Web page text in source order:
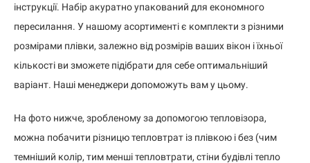
інструкції. Набір акуратно упакований для економного
пересилання. У нашому асортименті є комплекти з різними
розмірами плівки, залежно від розмірів ваших вікон і їхньої
кількості ви зможете підібрати для себе оптимальніший
варіант. Наші менеджери допоможуть вам у цьому.
На фото нижче, зробленому за допомогою тепловізора,
можна побачити різницю тепловтрат із плівкою і без (чим
темніший колір, тим менші тепловтрати, стіни будівлі тепло